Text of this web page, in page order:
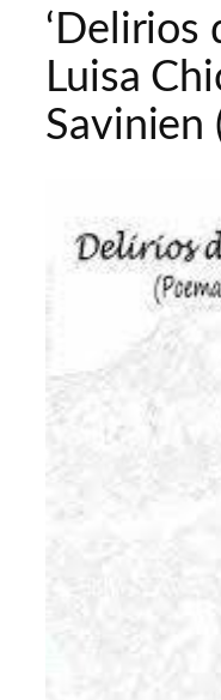
‘Delirios
Luisa
Savinien